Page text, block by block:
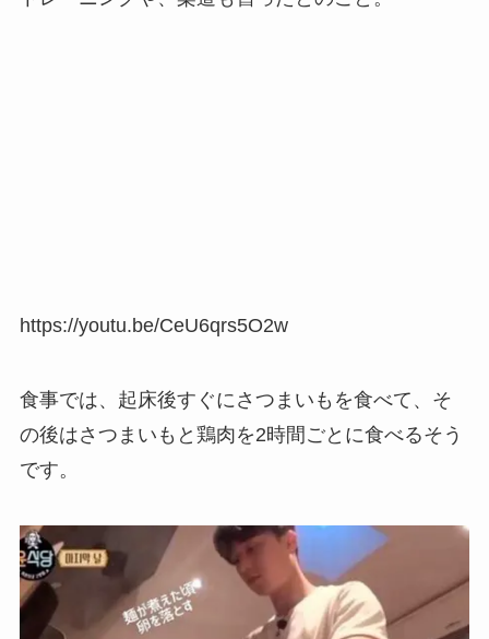
https://youtu.be/CeU6qrs5O2w
食事では、起床後すぐにさつまいもを食べて、そ
の後はさつまいもと鶏肉を2時間ごとに食べるそう
です。